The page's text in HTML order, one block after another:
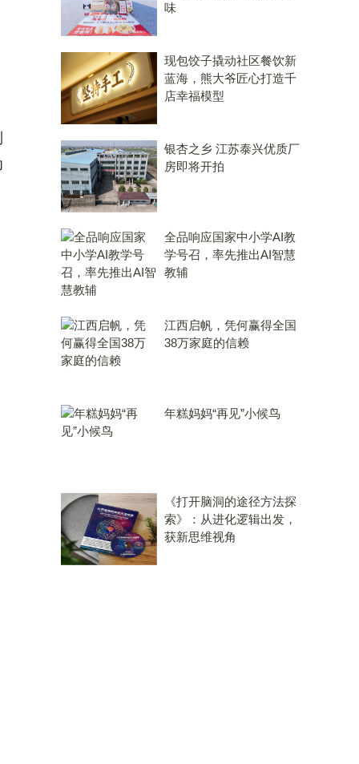
味
现包饺子撬动社区餐饮新
蓝海，熊大爷匠心打造千
店幸福模型
银杏之乡 江苏泰兴优质厂
房即将开拍
全品响应国家中小学AI教
学号召，率先推出AI智慧
教辅
江西启帆，凭何赢得全国
38万家庭的信赖
年糕妈妈“再见”小候鸟
《打开脑洞的途径方法探
索》：从进化逻辑出发，
获新思维视角